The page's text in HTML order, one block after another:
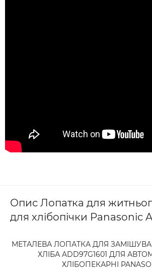
Опис Лопатка для
для хлібопічки Panasonic
МЕТАЛЕВА ЛОПАТКА ДЛЯ
ХЛІБА ADD97G1601 ДЛЯ
ХЛІБОПЕКАРНІ